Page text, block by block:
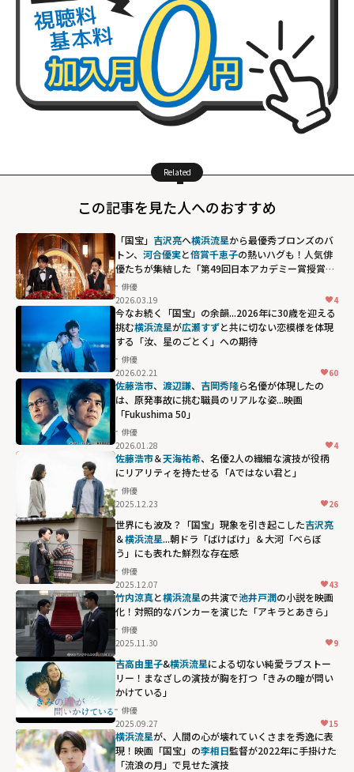
Related
この記事を見た人へのおすすめ
「国宝」 吉沢亮へ横浜流星から最優秀ブロンズのバ
トン、 河合優実と倍賞千恵子の熱いハグも！人気俳
優たちが集結した「第49回日本アカデミー賞授賞
式」の名場面
俳優
2026.03.19
4
今なお続く「国宝」の余韻...2026年に30歳を迎える
挑む横浜流星が広瀬すずと共に切ない恋模様を体現
する「汝、星のごとく」への期待
俳優
2026.02.21
60
佐藤浩市、 渡辺謙、 吉岡秀隆ら名優が体現したの
は、原発事故に挑む職員のリアルな姿...映画
「Fukushima 50」
俳優
2026.01.28
4
佐藤浩市＆天海祐希、名優2人の繊細な演技が役柄
にリアリティを持たせる「Aではない君と」
俳優
2025.12.23
26
世界にも波及？「国宝」現象を引き起こした吉沢亮
＆横浜流星...朝ドラ「ばけばけ」＆大河「べらぼ
う」にも表れた鮮烈な存在感
俳優
2025.12.07
43
竹内涼真と横浜流星の共演で池井戸潤の小説を映画
化！対照的なバンカーを演じた「アキラとあきら」
俳優
2025.11.30
9
吉高由里子&横浜流星による切ない純愛ラブストー
リー！まなざしの演技が胸を打つ「きみの瞳が問い
かけている」
俳優
2025.09.27
15
横浜流星が、人間の心が壊れていくさまを秀逸に表
現！映画「国宝」の李相日監督が2022年に手掛けた
「流浪の月」で見せた演技